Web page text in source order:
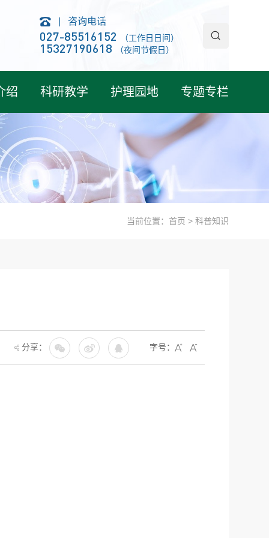
咨询电话
027-85516152 （工作日日间）
15327190618 （夜间节假日）
绍 科研教学 护理园地 专题专栏
当前位置： 首页 > 科普知识
分享： 字号：